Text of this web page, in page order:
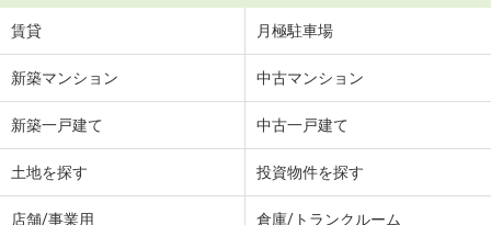
賃貸 月極駐車場
新築マンション 中古マンション
新築一戸建て 中古一戸建て
土地を探す 投資物件を探す
店舗/事業用 倉庫/トランクルーム